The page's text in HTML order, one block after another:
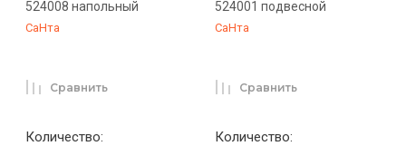
524008 напольный
СаНта
Количество:
Сравнить
524001 подвесной
СаНта
Количество:
Сравнить